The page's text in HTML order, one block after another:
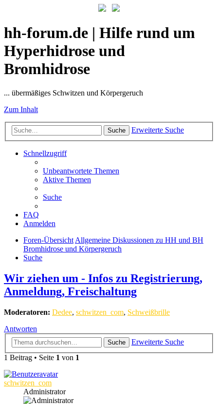
hh-forum.de | Hilfe rund um
Hyperhidrose und
Bromhidrose
... übermäßiges Schwitzen und Körpergeruch
Zum Inhalt
Suche Erweiterte Suche
Schnellzugriff
Unbeantwortete Themen
Aktive Themen
Suche
FAQ
Anmelden
Foren-ÜbersichtAllgemeine Diskussionen zu HH und BH
Bromhidrose und Körpergeruch
Suche
Wir ziehen um - Infos zu Registrierung,
Anmeldung, Freischaltung
Moderatoren: Dedee, schwitzen_com, Schweißbrille
Antworten
Suche
Erweiterte Suche
1 Beitrag • Seite 1 von 1
schwitzen_com
Administrator